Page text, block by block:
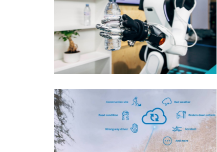
Druh tiskové informace